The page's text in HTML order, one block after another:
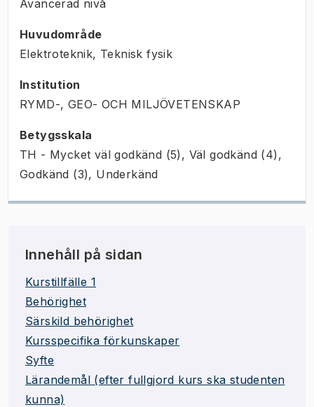
Avancerad nivå
Huvudområde
Elektroteknik, Teknisk fysik
Institution
RYMD-, GEO- OCH MILJÖVETENSKAP
Betygsskala
TH - Mycket väl godkänd (5), Väl godkänd (4),
Godkänd (3), Underkänd
Innehåll på sidan
Kurstillfälle 1
Behörighet
Särskild behörighet
Kursspecifika förkunskaper
Syfte
Lärandemål (efter fullgjord kurs ska studenten
kunna)